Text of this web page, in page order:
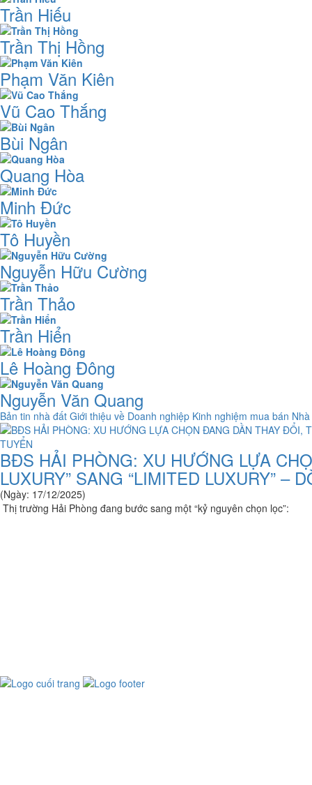
Trần Hiếu
Trần Thị Hồng
Phạm Văn Kiên
Vũ Cao Thắng
Bùi Ngân
Quang Hòa
Minh Đức
Tô Huyền
Nguyễn Hữu Cường
Trần Thảo
Trần Hiển
Lê Hoàng Đông
Nguyễn Văn Quang
Bản tin nhà đất Giới thiệu về Doanh nghiệp Kinh nghiệm mua bán
BĐS HẢI PHÒNG: XU HƯỚNG LỰA
LUXURY” SANG “LIMITED LUXURY” –
(Ngày: 17/12/2025)
Thị trường Hải Phòng đang bước sang một “kỷ nguyên chọn lọc”: